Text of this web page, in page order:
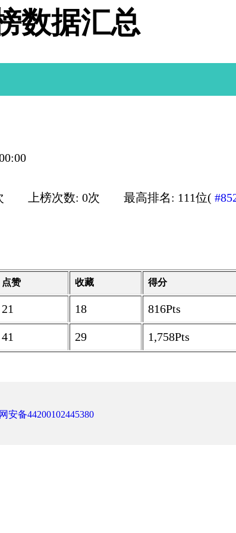
数据汇总
上榜次数: 0次 最高排名: 111位(
点赞 收藏 得分
21 18 816Pts
41 29 1,758Pts
安备44200102445380